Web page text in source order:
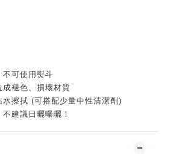
可使用熨斗
褪色、損壞材質
擦拭 (可搭配少量中性清潔劑)
建議日曬曝曬！